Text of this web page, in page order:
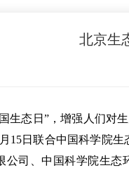
北京生
生态日”，增强人们对
15日联合中国科学院
公司、中国科学院生